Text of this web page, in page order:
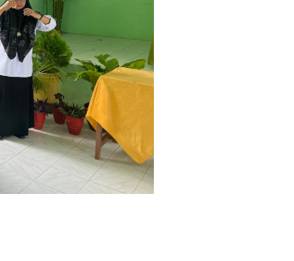
Juara III Kompetisi Sa...